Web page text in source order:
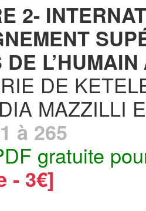
2-
L’HUMAIN
DE
MAZZILLI
à 265
gratuite
- 3€]